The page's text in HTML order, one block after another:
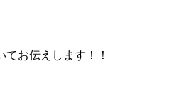
お伝えします！！